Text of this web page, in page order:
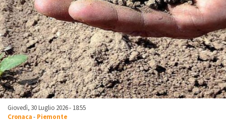
Giovedì, 30 Luglio 2026 - 18:55
Cronaca- Piemonte